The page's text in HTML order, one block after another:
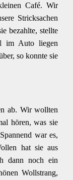
Café. Wir
Stricksachen
bezahlte, stellte
im Auto liegen
so konnte sie
ab. Wir wollten
hören, was sie
war es,
hat sie aus
dann noch ein
Wollstrang,